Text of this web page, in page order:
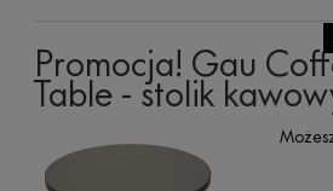
Promocja! Gau
Table - stolik